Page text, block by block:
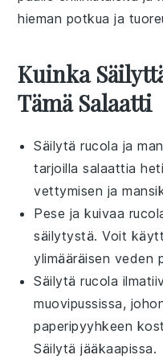
hieman potkua ja
Kuinka
Tämä Salaatti
Säilytärucola ja
tarjoilla salaattia
vettymisen ja
Pese ja kuivaa
säilytystä. Voit
ylimääräisen veden
Säilytärucola
muovipussissa,
paperipyyhkeen
Säilytä jääkaapissa.